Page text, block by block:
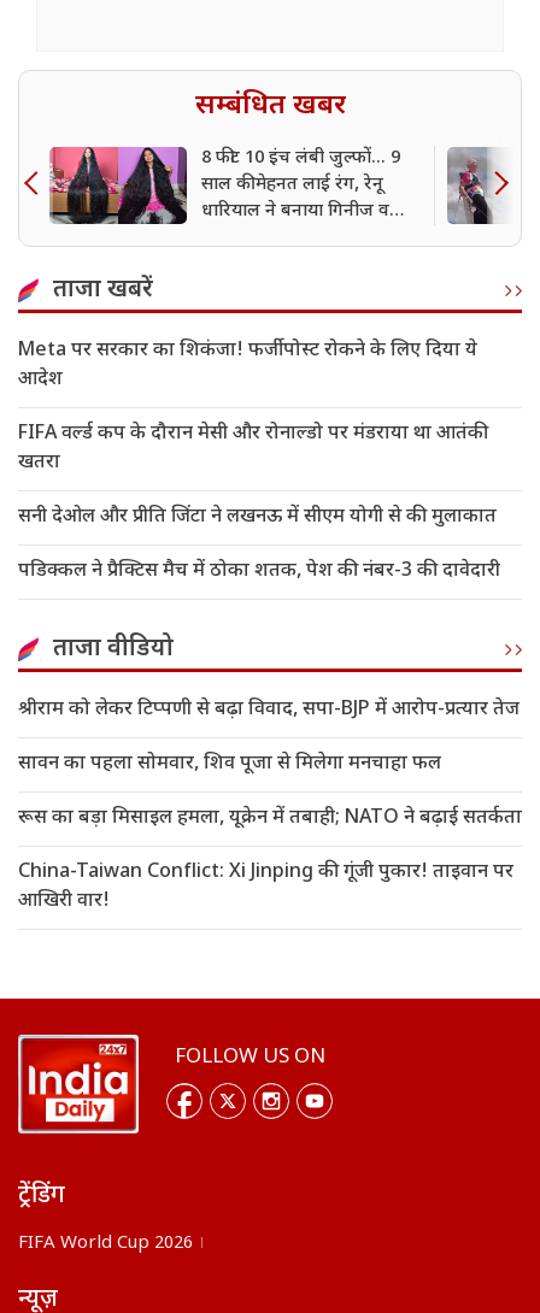
सम्बंधित खबर
8 फीट 10 इंच लंबी जुल्फों... 9
साल की मेहनत लाई रंग, रेनू
धारियाल ने बनाया गिनीज वर्ल्ड
ताजा खबरें
Meta पर सरकार का शिकंजा! फर्जी पोस्ट रोकने के लिए दिया ये
आदेश
FIFA वर्ल्ड कप के दौरान मेसी और रोनाल्डो पर मंडराया था आतंकी
खतरा
सनी देओल और प्रीति जिंटा ने लखनऊ में सीएम योगी से की मुलाकात
पडिक्कल ने प्रैक्टिस मैच में ठोका शतक, पेश की नंबर-3 की दावेदारी
ताजा वीडियो
श्रीराम को लेकर टिप्पणी से बढ़ा विवाद, सपा-BJP में आरोप-प्रत्यार तेज
सावन का पहला सोमवार, शिव पूजा से मिलेगा मनचाहा फल
रूस का बड़ा मिसाइल हमला, यूक्रेन में तबाही; NATO ने बढ़ाई सतर्कता
China-Taiwan Conflict: Xi Jinping की गूंजी पुकार! ताइवान पर
आखिरी वार!
FOLLOW US ON
ट्रेंडिंग
FIFA World Cup 2026
न्यूज़